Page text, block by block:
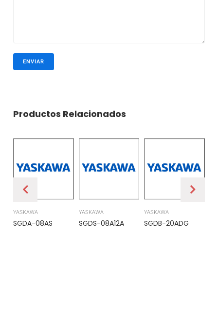
Productos Relacionados
YASKAWA
SGDA-08AS
YASKAWA
SGDS-08A12A
YASKAWA
SGDB-20ADG